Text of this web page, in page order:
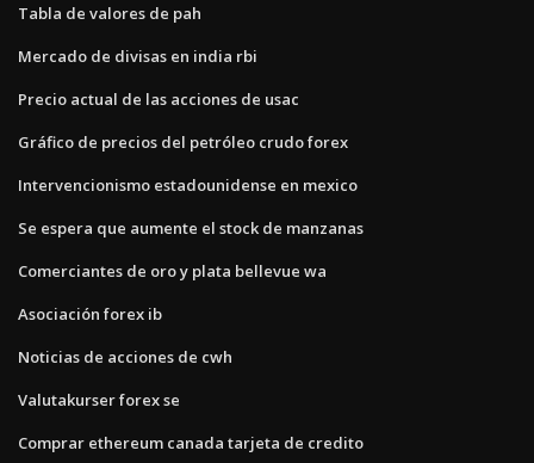
Tabla de valores de pah
Mercado de divisas en india rbi
Precio actual de las acciones de usac
Gráfico de precios del petróleo crudo forex
Intervencionismo estadounidense en mexico
Se espera que aumente el stock de manzanas
Comerciantes de oro y plata bellevue wa
Asociación forex ib
Noticias de acciones de cwh
Valutakurser forex se
Comprar ethereum canada tarjeta de credito